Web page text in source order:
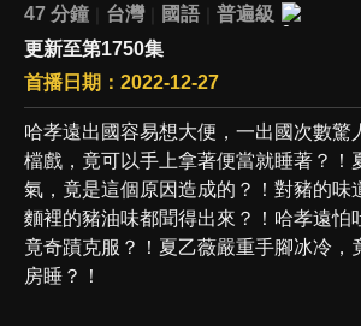
47 分鐘
台灣 國語
普遍級
更新至第1750集
首播日期：2022-12-27
哈孝遠出國容易想大便，一出國次數驚
檔戲，竟可以手上拿著便當就睡著？！
氣，竟是這個原因造成的？！對豬的味
麵裡的豬油味都聞得出來？！哈孝遠怕
竟奇蹟克服？！夏乙薇嚴重手腳冰冷，
房睡？！